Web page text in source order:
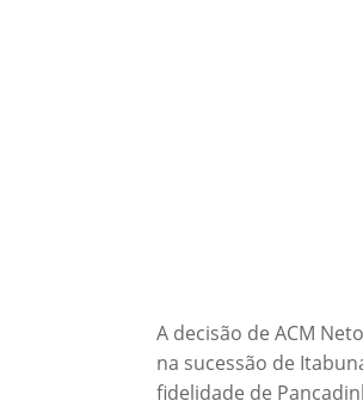
A decisão de ACM
na sucessão de
fidelidade de